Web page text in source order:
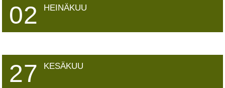
02 HEINÄKUU
27 KESÄKUU